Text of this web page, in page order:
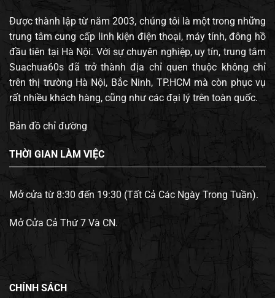
Được thành lập từ năm 2003, chúng tôi là một trong những
trung tâm cung cấp linh kiện điện thoại, máy tính, đông hồ
đầu tiên tại Hà Nội. Với sự chuyên nghiệp, uy tín, trung tâm
Suachua60s đã trở thành địa chỉ quen thuộc không chỉ
trên thị trường Hà Nội, Bắc Ninh, TP.HCM mà còn phục vụ
rất nhiều khách hàng, cũng như các đại lý trên toàn quốc.
Bản đồ chỉ đường
THỜI GIAN LÀM VIỆC
Mở cửa từ 8:30 đến 19:30 (Tất Cả Các Ngày Trong Tuần).
Mở Cửa Cả Thứ 7 Và CN.
CHÍNH SÁCH